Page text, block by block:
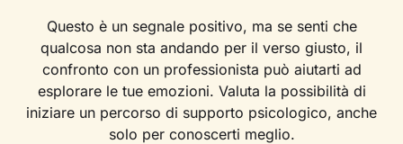
Questo è un segnale positivo, ma se senti che
qualcosa non sta andando per il verso giusto, il
confronto con un professionista può aiutarti ad
esplorare le tue emozioni. Valuta la possibilità di
iniziare un percorso di supporto psicologico, anche
solo per conoscerti meglio.